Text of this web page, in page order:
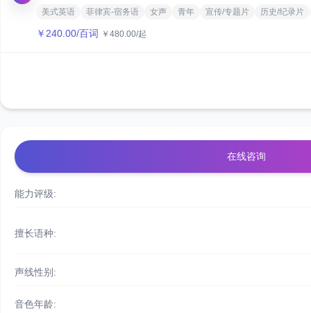
美式英语 菲律宾-宿务语 女声 青年 宣传/专题片 历史/纪录片
￥ 240.00/百词 ￥ 480.00/起
在线咨询
能力评级:
擅长语种:
声线性别:
音色年龄: